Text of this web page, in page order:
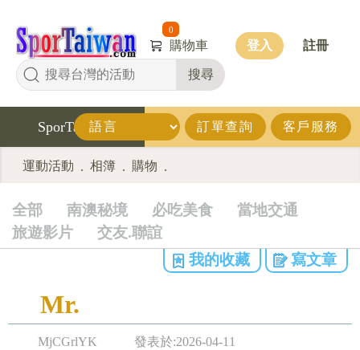
搜尋
0
購物車 登入 註冊
SporTaiwan 訂單查詢 客戶服務
運動活動 . 相簿 . 購物 .
全部 南澳秘境 必吃美食
當地交通
旅遊影片
交友.聯誼
我的收藏
寫文章
Mr.
MjCGrlYK
發表於:2026-04-11